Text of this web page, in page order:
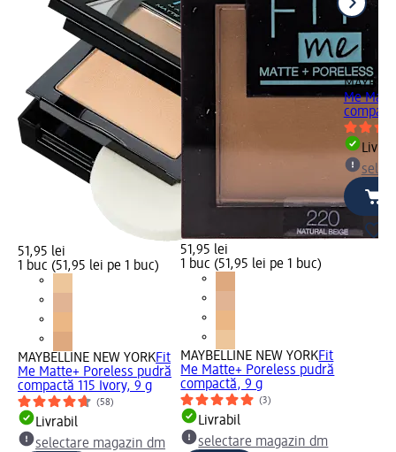
51,95 lei
1 buc (51,95 lei pe 1 buc)
MAYBELLINE NEW YORKFit
Me Matte+ Poreless pudră
compactă 115 Ivory, 9 g
(58)
Livrabil
selectare magazin dm
51,95 lei
1 buc (51,95 lei pe 1 buc)
MAYBELLINE NEW YORKFit
Me Matte+ Poreless pudră
compactă, 9 g
(3)
Livrabil
selectare magazin dm
Me